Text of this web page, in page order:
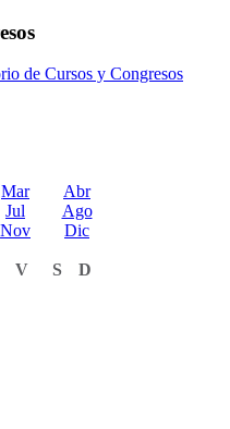
de Cursos y Congresos
Mar
Abr
Jul
Ago
Nov Dic
V S
D